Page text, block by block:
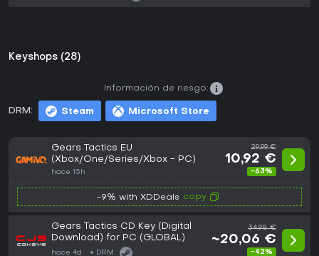
Keyshops (28)
DRM: Steam Microsoft Store
Información de riesgo:
Gears Tactics EU
(Xbox/One/Series/Xbox - PC)
hace 15h
29,99 €
10,92 €
-63%
-9% with XDDeals copy
Gears Tactics CD Key (Digital
Download) for PC (GLOBAL)
hace 4d DRM:
34,98 €
~20,06 €
-42%